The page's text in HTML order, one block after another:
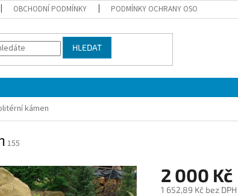
OBCHODNÍ PODMÍNKY PODMÍNKY OCHRANY OSOBNÍCH ÚDAJŮ
HLEDAT
kámen
155
2 000 Kč
1 652,89 Kč bez DPH